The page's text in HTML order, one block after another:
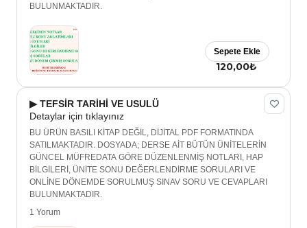
BULUNMAKTADIR.
120,00₺
Sepete Ekle
▶ TEFSİR TARİHİ VE USULÜ
Detaylar için tıklayınız
BU ÜRÜN BASILI KİTAP DEĞİL, DİJİTAL PDF FORMATINDA
SATILMAKTADIR. DOSYADA; DERSE AİT BÜTÜN ÜNİTELERİN
GÜNCEL MÜFREDATA GÖRE DÜZENLENMİŞ NOTLARI, HAP
BİLGİLERİ, ÜNİTE SONU DEĞERLENDİRME SORULARI VE
ONLİNE DÖNEMDE SORULMUŞ SINAV SORU VE CEVAPLARI
BULUNMAKTADIR.
1 Yorum